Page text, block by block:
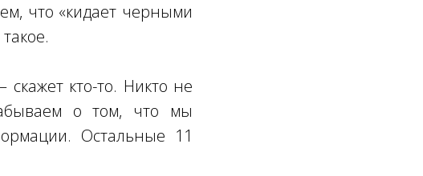
что «кидает черными
кто-то. Никто не
о том, что мы
Остальные 11